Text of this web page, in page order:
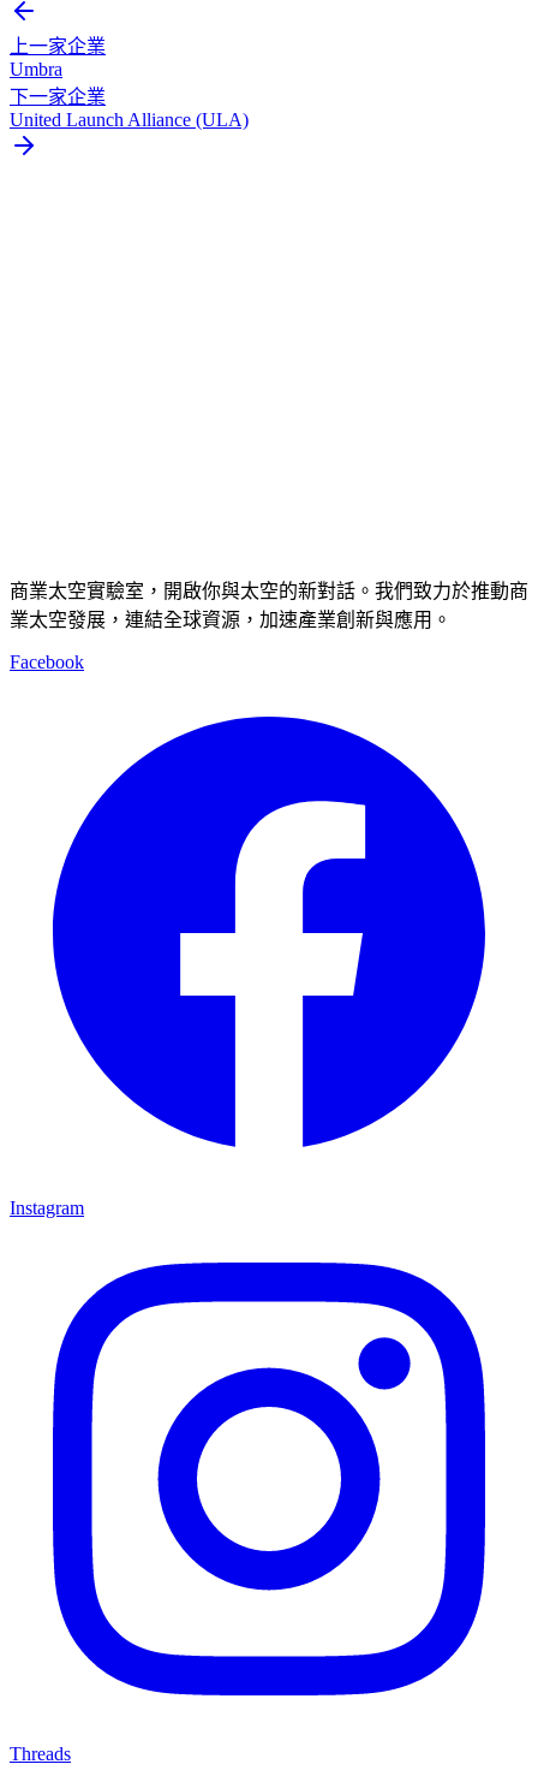
上一家企業
Umbra
下一家企業
United Launch Alliance (ULA)
商業太空實驗室，開啟你與太空的新對話。我們致力於推動商
業太空發展，連結全球資源，加速產業創新與應用。
Facebook
Instagram
Threads